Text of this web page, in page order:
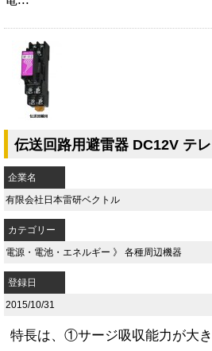
伝送回路用避雷器 DC12V テ
企業名
有限会社日本雷研ベクトル
カテゴリー
電源・電池・エネルギー 》 各種周辺機器
登録日
2015/10/31
特長は、①サージ吸収能力が大